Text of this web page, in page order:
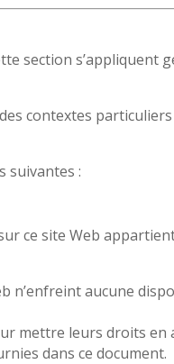
section s’appliquent
contextes
suivantes :
ce site Web
n’enfreint aucune
mettre leurs droits
dans ce document.